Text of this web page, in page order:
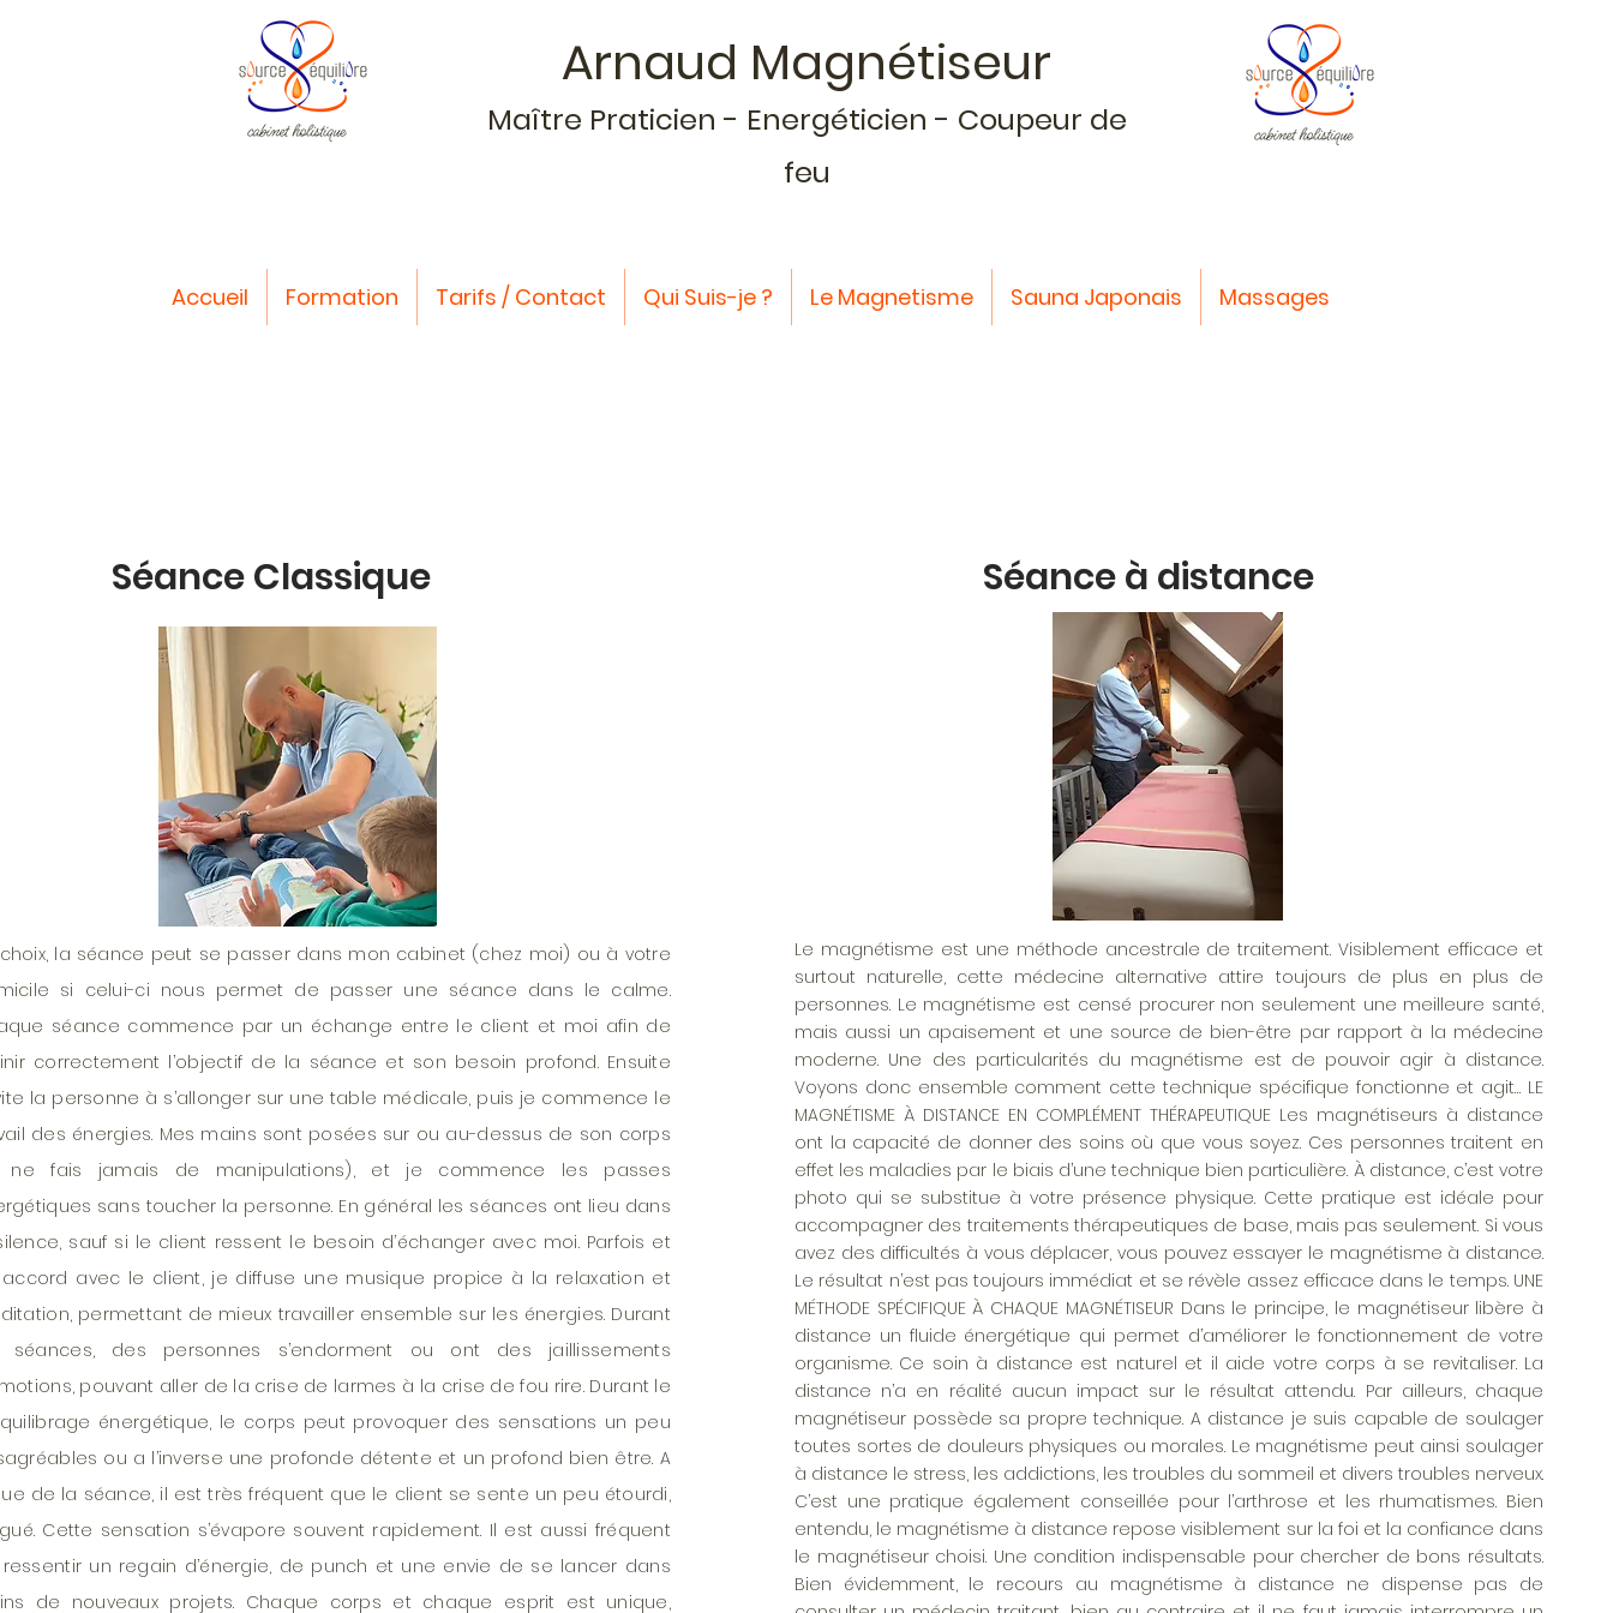
Arnaud Magnétiseur
Maître Praticien - Energéticien - Coupeur de
feu
Accueil Formation Tarifs / Contact Qui Suis-je ? Le Magnetisme Sauna Japonais Massages
Séance Classique
la séance peut se passer dans mon cabinet (chez moi) ou à votre
si celui-ci nous permet de passer une séance dans le calme.
séance commence par un échange entre le client et moi afin de
correctement l’objectif de la séance et son besoin profond. Ensuite
la personne à s’allonger sur une table médicale, puis je commence le
des énergies. Mes mains sont posées sur ou au-dessus de son corps
ne fais jamais de manipulations), et je commence les passes
sans toucher la personne. En général les séances ont lieu dans
sauf si le client ressent le besoin d’échanger avec moi. Parfois et
avec le client, je diffuse une musique propice à la relaxation et
permettant de mieux travailler ensemble sur les énergies. Durant
séances, des personnes s’endorment ou ont des jaillissements
pouvant aller de la crise de larmes à la crise de fou rire. Durant le
énergétique, le corps peut provoquer des sensations un peu
ou a l’inverse une profonde détente et un profond bien être. A
de la séance, il est très fréquent que le client se sente un peu étourdi,
Cette sensation s’évapore souvent rapidement. Il est aussi fréquent
un regain d’énergie, de punch et une envie de se lancer dans
de nouveaux projets. Chaque corps et chaque esprit est unique,
Séance à distance
Le magnétisme est une méthode ancestrale de traitement. Visiblement efficace et
surtout naturelle, cette médecine alternative attire toujours de plus en plus de
personnes. Le magnétisme est censé procurer non seulement une meilleure santé,
mais aussi un apaisement et une source de bien-être par rapport à la médecine
moderne. Une des particularités du magnétisme est de pouvoir agir à distance.
Voyons donc ensemble comment cette technique spécifique fonctionne et agit… LE
MAGNÉTISME À DISTANCE EN COMPLÉMENT THÉRAPEUTIQUE Les magnétiseurs à distance
ont la capacité de donner des soins où que vous soyez. Ces personnes traitent en
effet les maladies par le biais d’une technique bien particulière. À distance, c’est votre
photo qui se substitue à votre présence physique. Cette pratique est idéale pour
accompagner des traitements thérapeutiques de base, mais pas seulement. Si vous
avez des difficultés à vous déplacer, vous pouvez essayer le magnétisme à distance.
Le résultat n’est pas toujours immédiat et se révèle assez efficace dans le temps. UNE
MÉTHODE SPÉCIFIQUE À CHAQUE MAGNÉTISEUR Dans le principe, le magnétiseur libère à
distance un fluide énergétique qui permet d’améliorer le fonctionnement de votre
organisme. Ce soin à distance est naturel et il aide votre corps à se revitaliser. La
distance n’a en réalité aucun impact sur le résultat attendu. Par ailleurs, chaque
magnétiseur possède sa propre technique. A distance je suis capable de soulager
toutes sortes de douleurs physiques ou morales. Le magnétisme peut ainsi soulager
à distance le stress, les addictions, les troubles du sommeil et divers troubles nerveux.
C’est une pratique également conseillée pour l’arthrose et les rhumatismes. Bien
entendu, le magnétisme à distance repose visiblement sur la foi et la confiance dans
le magnétiseur choisi. Une condition indispensable pour chercher de bons résultats.
Bien évidemment, le recours au magnétisme à distance ne dispense pas de